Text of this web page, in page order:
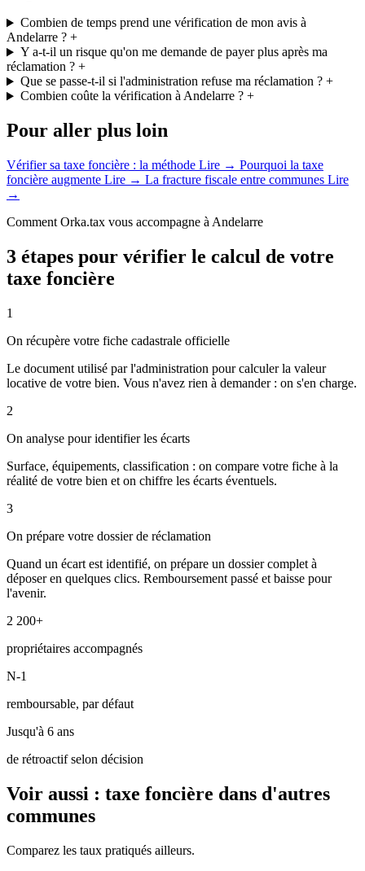
Combien de temps prend une vérification de mon avis à
Andelarre ? +
Y a-t-il un risque qu'on me demande de payer plus après ma
réclamation ? +
Que se passe-t-il si l'administration refuse ma réclamation ?+
Combien coûte la vérification à Andelarre ?+
Pour aller plus loin
Vérifier sa taxe foncière : la méthode Lire → Pourquoi la taxe
foncière augmente Lire → La fracture fiscale entre communes Lire
→
Comment Orka.tax vous accompagne à Andelarre
3 étapes pour vérifier le calcul de votre
taxe foncière
1
On récupère votre fiche cadastrale officielle
Le document utilisé par l'administration pour calculer la valeur
locative de votre bien. Vous n'avez rien à demander : on s'en charge.
2
On analyse pour identifier les écarts
Surface, équipements, classification : on compare votre fiche à la
réalité de votre bien et on chiffre les écarts éventuels.
3
On prépare votre dossier de réclamation
Quand un écart est identifié, on prépare un dossier complet à
déposer en quelques clics. Remboursement passé et baisse pour
l'avenir.
2 200+
propriétaires accompagnés
N-1
remboursable, par défaut
Jusqu'à 6 ans
de rétroactif selon décision
Voir aussi : taxe foncière dans d'autres
communes
Comparez les taux pratiqués ailleurs.